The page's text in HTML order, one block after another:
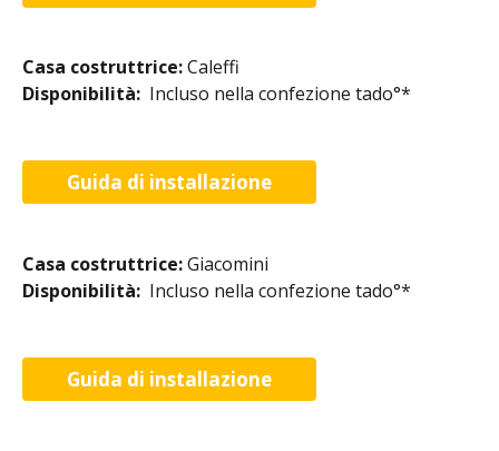
Casa costruttrice: Caleffi
Disponibilità: Incluso nella confezione tado°*​
Guida di installazione
Casa costruttrice: Giacomini
Disponibilità: Incluso nella confezione tado°*​
Guida di installazione